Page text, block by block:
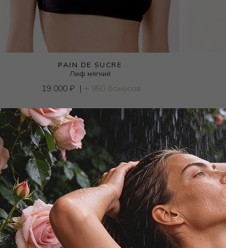
PAIN DE SUCRE
Лиф мягкий
19 000₽ | + 950 бонусов